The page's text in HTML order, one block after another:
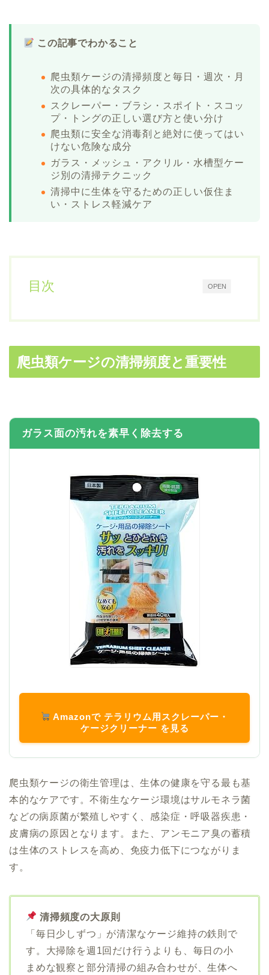
この記事でわかること
爬虫類ケージの清掃頻度と毎日・週次・月
次の具体的なタスク
スクレーパー・ブラシ・スポイト・スコッ
プ・トングの正しい選び方と使い分け
爬虫類に安全な消毒剤と絶対に使ってはい
けない危険な成分
ガラス・メッシュ・アクリル・水槽型ケー
ジ別の清掃テクニック
清掃中に生体を守るための正しい仮住ま
い・ストレス軽減ケア
OPEN
目次
爬虫類ケージの清掃頻度と重要性
ガラス面の汚れを素早く除去する
Amazonで テラリウム用スクレーパー・
ケージクリーナー を見る
爬虫類ケージの衛生管理は、生体の健康を守る最も基
本的なケアです。不衛生なケージ環境はサルモネラ菌
などの病原菌が繁殖しやすく、感染症・呼吸器疾患・
皮膚病の原因となります。また、アンモニア臭の蓄積
は生体のストレスを高め、免疫力低下につながりま
す。
清掃頻度の大原則
「毎日少しずつ」が清潔なケージ維持の鉄則で
す。大掃除を週1回だけ行うよりも、毎日の小
まめな観察と部分清掃の組み合わせが、生体へ